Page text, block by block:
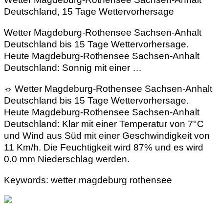
Deutschland, 15 Tage Wettervorhersage
Wetter Magdeburg-Rothensee Sachsen-Anhalt
Deutschland bis 15 Tage Wettervorhersage.
Heute Magdeburg-Rothensee Sachsen-Anhalt
Deutschland: Sonnig mit einer …
☼ Wetter Magdeburg-Rothensee Sachsen-Anhalt
Deutschland bis 15 Tage Wettervorhersage.
Heute Magdeburg-Rothensee Sachsen-Anhalt
Deutschland: Klar mit einer Temperatur von 7°C
und Wind aus Süd mit einer Geschwindigkeit von
11 Km/h. Die Feuchtigkeit wird 87% und es wird
0.0 mm Niederschlag werden.
Keywords: wetter magdeburg rothensee